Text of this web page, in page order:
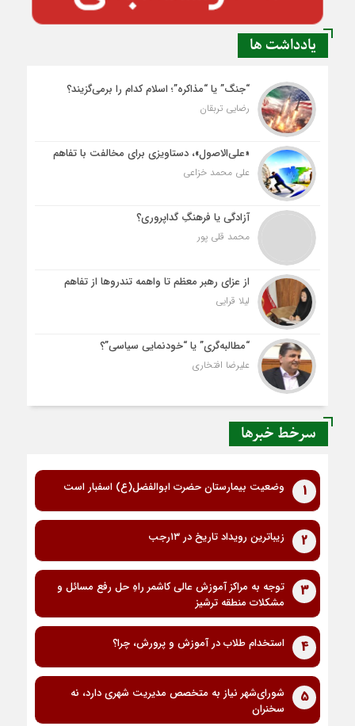
یادداشت ها
“جنگ” یا “مذاکره”؛ اسلام کدام را برمی‌گزیند؟
رضایی تربقان
«علی‌الاصول»، دستاویزی برای مخالفت با تفاهم
علی محمد خزاعی
آزادگی یا فرهنگِ گداپروری؟
محمد قلی پور
از عزای رهبر معظم تا واهمه تندروها از تفاهم
لیلا قرایی
“مطالبه‌گری” یا “خودنمایی سیاسی”؟
علیرضا افتخاری
سرخط خبرها
1 وضعیت بیمارستان حضرت ابوالفضل(ع) اسفبار است
2 زیباترین رویداد تاریخ در ۱۳رجب
3
توجه به مراکز آموزش عالی کاشمر راهِ حل رفع مسائل و
مشکلات منطقه ترشیز
4 استخدام طلاب در آموزش و پرورش، چرا؟
5
شورای‌شهر نیاز به متخصص مدیریت شهری دارد، نه
سخنران